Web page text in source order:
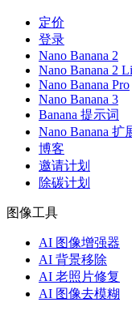
定价
登录
Nano Banana 2
Nano Banana 2
Nano Banana Pro
Nano Banana 3
Banana 提示词
Nano Banana 扩
博客
邀请计划
除碳计划
图像工具
AI 图像增强器
AI 背景移除
AI 老照片修复
AI 图像去模糊